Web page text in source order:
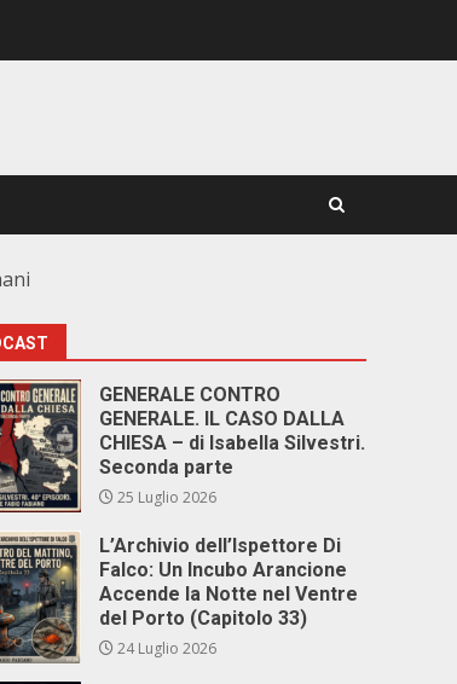
GENERALE CONTRO
GENERALE. IL CASO DALLA
CHIESA – di Isabella Silvestri.
Seconda parte
25 Luglio 2026
L’Archivio dell’Ispettore Di
Falco: Un Incubo Arancione
Accende la Notte nel Ventre
del Porto (Capitolo 33)
24 Luglio 2026